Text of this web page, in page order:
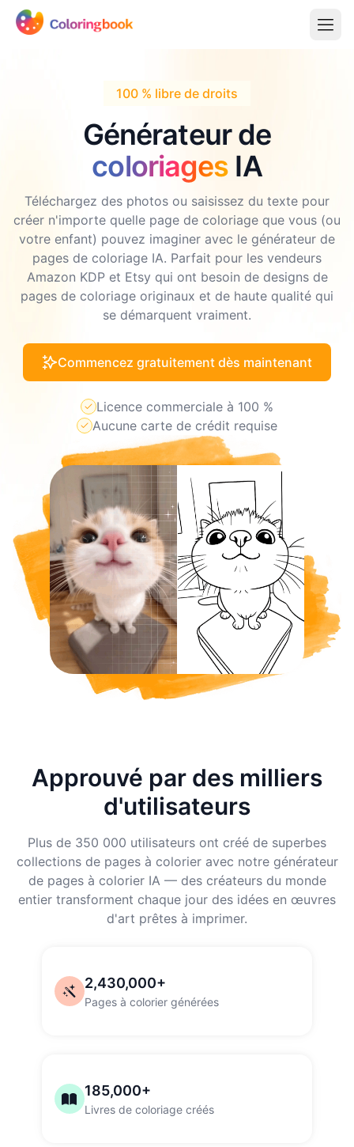
100 % libre de droits
Générateur de
coloriages IA
Téléchargez des photos ou saisissez du texte pour
créer n'importe quelle page de coloriage que vous (ou
votre enfant) pouvez imaginer avec le générateur de
pages de coloriage IA. Parfait pour les vendeurs
Amazon KDP et Etsy qui ont besoin de designs de
pages de coloriage originaux et de haute qualité qui
se démarquent vraiment.
Commencez gratuitement dès maintenant
Licence commerciale à 100 %
Aucune carte de crédit requise
Approuvé par des milliers
d'utilisateurs
Plus de 350 000 utilisateurs ont créé de superbes
collections de pages à colorier avec notre générateur
de pages à colorier IA — des créateurs du monde
entier transforment chaque jour des idées en œuvres
d'art prêtes à imprimer.
2,430,000+
Pages à colorier générées
185,000+
Livres de coloriage créés